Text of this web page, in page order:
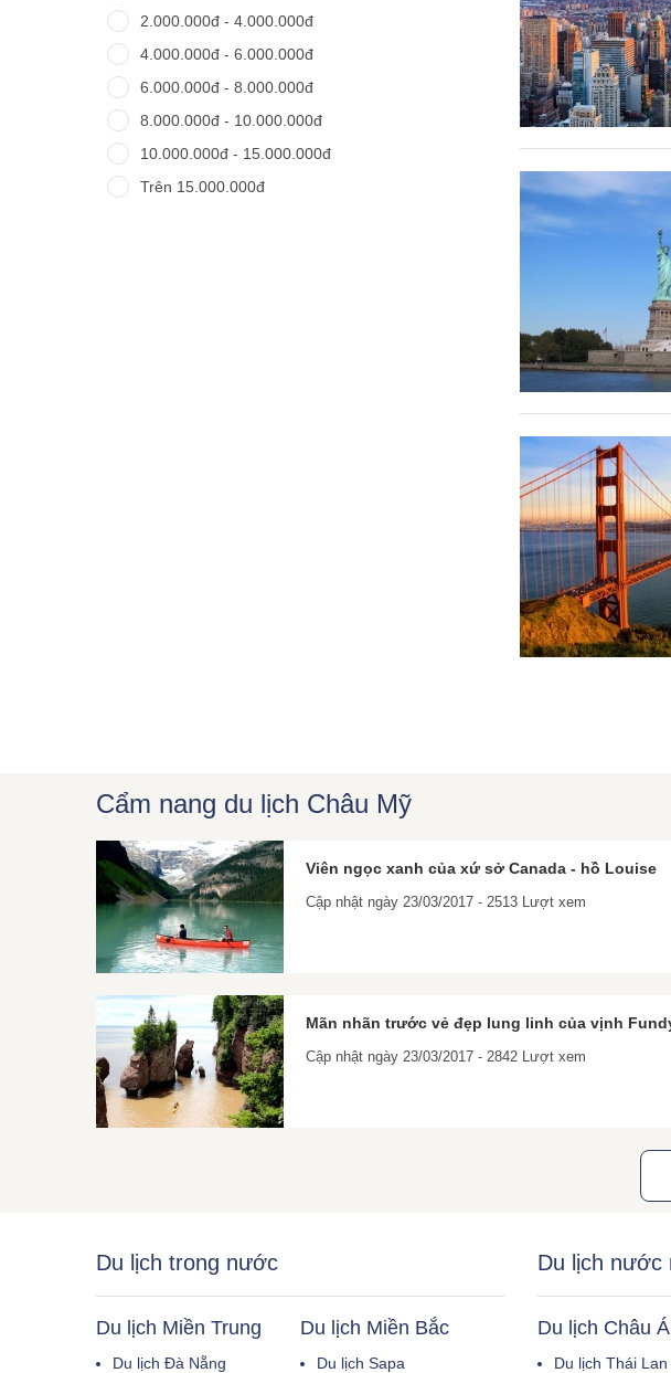
2.000.000đ - 4.000.000đ
4.000.000đ - 6.000.000đ
6.000.000đ - 8.000.000đ
8.000.000đ - 10.000.000đ
10.000.000đ - 15.000.000đ
Trên 15.000.000đ
Cẩm nang du lịch Châu Mỹ
Viên ngọc xanh của xứ sở Canada - hồ Louise
Cập nhật ngày 23/03/2017 - 2513 Lượt xem
Mãn nhãn trước vẻ đẹp lung linh của vịnh
Cập nhật ngày 23/03/2017 - 2842 Lượt xem
Du lịch trong nước
Du lịch Miền Trung
Du lịch Đà Nẵng
Du lịch Miền Bắc
Du lịch Sapa
Du lịch nước
Du lịch Châu Á
Du lịch Thái Lan